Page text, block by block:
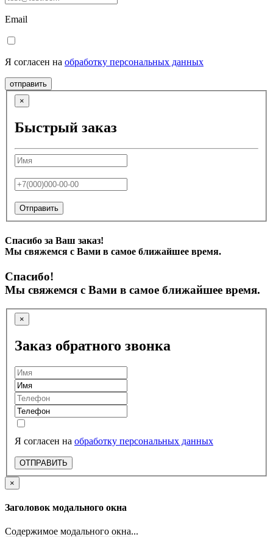
Email
Я согласен на обработку персональных данных
отправить
×
Быстрый заказ
Отправить
Спасибо за Ваш заказ!
Мы свяжемся с Вами в самое ближайшее время.
Спасибо!
Мы свяжемся с Вами в самое ближайшее время.
×
Заказ обратного звонка
Я согласен на обработку персональных данных
ОТПРАВИТЬ
×
Заголовок модального окна
Содержимое модального окна...